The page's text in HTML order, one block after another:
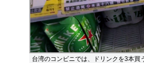
台湾のコンビニでは、ドリンクを3本買